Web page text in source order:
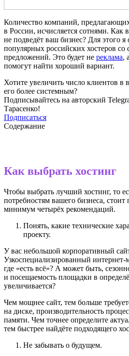
Количество компаний,
в России, исчисляется сотнями. Как
не подведёт ваш бизнес? Для этого я
популярных российских хостеров со
предложений. Это будет не реклама,
помогут найти хороший вариант.
Хотите увеличить число клиентов в
его более системным?
Подписывайтесь на авторский
Тарасенко!
Подписаться
Содержание
Как выбрать хостинг
Чтобы выбрать лучший хостинг, то
потребностям вашего бизнеса, стоит
минимум четырёх рекомендаций.
Понять, какие технические
проекту.
У вас небольшой корпоративный
Узкоспециализированный интернет-
где «есть всё»? А может быть,
и посещаемость площадки в
увеличивается?
Чем мощнее сайт, тем больше
на диске, производительность
памяти. Чем точнее определите
тем быстрее найдёте подходящего
Не забывать о будущем.